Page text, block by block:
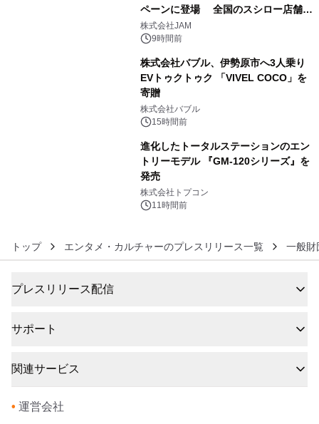
ペーンに登場 全国のスシロー店舗で
GR 4車種の FUNBOO(ミニカー)付き
メニューが展開されます
株式会社JAM
9時間前
株式会社バブル、伊勢原市へ3人乗り
EVトゥクトゥク 「VIVEL COCO」を
寄贈
株式会社バブル
15時間前
進化したトータルステーションのエン
トリーモデル 『GM-120シリーズ』を
発売
株式会社トプコン
11時間前
トップ エンタメ・カルチャーのプレスリリース一覧 一般財
プレスリリース配信
サポート
関連サービス
• 運営会社